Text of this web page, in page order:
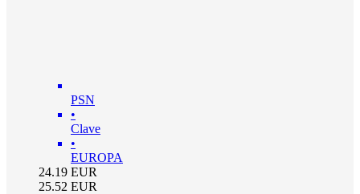
PSN
•
Clave
•
EUROPA
24.19 EUR
25.52 EUR